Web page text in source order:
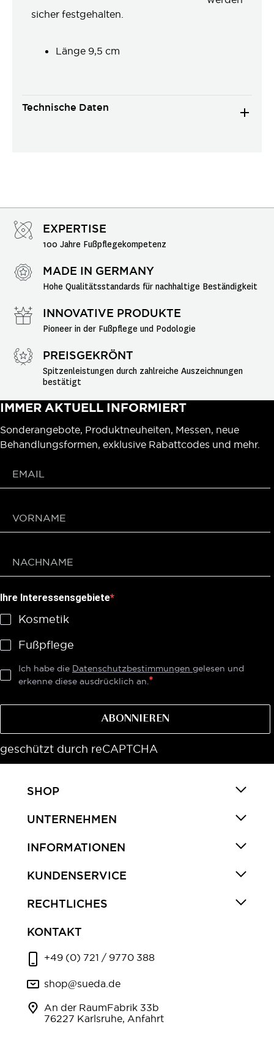
sicher festgehalten.
Länge 9,5 cm
Technische Daten
EXPERTISE
100 Jahre Fußpflegekompetenz
MADE IN GERMANY
Hohe Qualitätsstandards für nachhaltige Beständigkeit
INNOVATIVE PRODUKTE
Pioneer in der Fußpflege und Podologie
PREISGEKRÖNT
Spitzenleistungen durch zahlreiche Auszeichnungen
bestätigt
IMMER AKTUELL INFORMIERT
Sonderangebote, Produktneuheiten, Messen, neue
Behandlungsformen, exklusive Rabattcodes und mehr.
Ihre Interessensgebiete
Kosmetik
Fußpflege
Ich habe die Datenschutzbestimmungen gelesen und
erkenne diese ausdrücklich an.
ABONNIEREN
geschützt durch reCAPTCHA
SHOP
UNTERNEHMEN
INFORMATIONEN
KUNDENSERVICE
RECHTLICHES
KONTAKT
+49 (0) 721 / 9770 388
shop@sueda.de
An der RaumFabrik 33b
76227 Karlsruhe, Anfahrt